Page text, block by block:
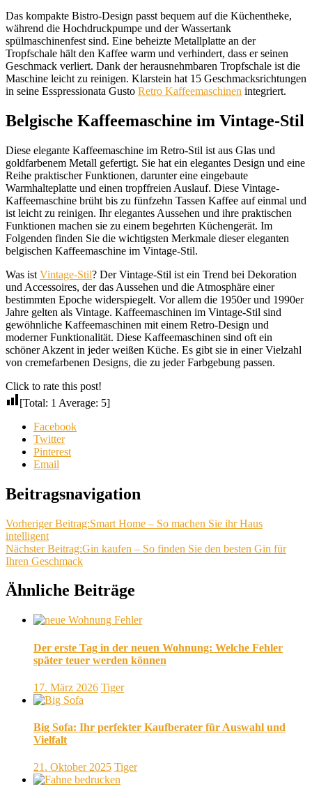
Das kompakte Bistro-Design passt bequem auf die Küchentheke,
während die Hochdruckpumpe und der Wassertank
spülmaschinenfest sind. Eine beheizte Metallplatte an der
Tropfschale hält den Kaffee warm und verhindert, dass er seinen
Geschmack verliert. Dank der herausnehmbaren Tropfschale ist die
Maschine leicht zu reinigen. Klarstein hat 15 Geschmacksrichtungen
in seine Esspressionata Gusto Retro Kaffeemaschinen integriert.
Belgische Kaffeemaschine im Vintage-Stil
Diese elegante Kaffeemaschine im Retro-Stil ist aus Glas und
goldfarbenem Metall gefertigt. Sie hat ein elegantes Design und eine
Reihe praktischer Funktionen, darunter eine eingebaute
Warmhalteplatte und einen tropffreien Auslauf. Diese Vintage-
Kaffeemaschine brüht bis zu fünfzehn Tassen Kaffee auf einmal und
ist leicht zu reinigen. Ihr elegantes Aussehen und ihre praktischen
Funktionen machen sie zu einem begehrten Küchengerät. Im
Folgenden finden Sie die wichtigsten Merkmale dieser eleganten
belgischen Kaffeemaschine im Vintage-Stil.
Was ist Vintage-Stil? Der Vintage-Stil ist ein Trend bei Dekoration
und Accessoires, der das Aussehen und die Atmosphäre einer
bestimmten Epoche widerspiegelt. Vor allem die 1950er und 1990er
Jahre gelten als Vintage. Kaffeemaschinen im Vintage-Stil sind
gewöhnliche Kaffeemaschinen mit einem Retro-Design und
moderner Funktionalität. Diese Kaffeemaschinen sind oft ein
schöner Akzent in jeder weißen Küche. Es gibt sie in einer Vielzahl
von cremefarbenen Designs, die zu jeder Farbgebung passen.
Click to rate this post!
[Total: 1 Average: 5]
Facebook
Twitter
Pinterest
Email
Beitragsnavigation
Vorheriger Beitrag:Smart Home – So machen Sie ihr Haus
intelligent
Nächster Beitrag:Gin kaufen – So finden Sie den besten Gin für
Ihren Geschmack
Ähnliche Beiträge
Der erste Tag in der neuen Wohnung: Welche Fehler
später teuer werden können
17. März 2026 Tiger
Big Sofa: Ihr perfekter Kaufberater für Auswahl und
Vielfalt
21. Oktober 2025 Tiger